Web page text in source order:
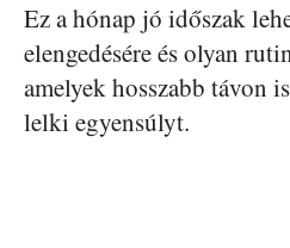
Ez a hónap jó időszak
elengedésére és olyan
amelyek hosszabb távon
lelki egyensúlyt.